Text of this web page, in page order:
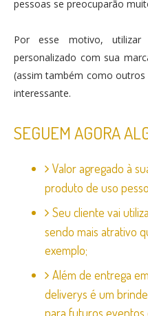
pessoas se preocuparão
Por esse motivo,
personalizado com sua
(assim também como
interessante.
SEGUEM AGORA
Valor agregado à
produto de uso
Seu cliente vai
sendo mais atrativo
exemplo;
Além de entrega
deliverys é um
para futuros